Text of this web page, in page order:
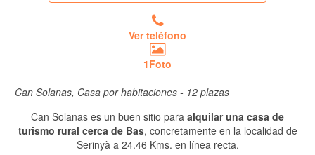
Ver teléfono
1Foto
Can Solanas, Casa por habitaciones - 12 plazas
Can Solanas es un buen sitio para alquilar una casa de
turismo rural cerca de Bas, concretamente en la localidad de
Serinyà a 24.46 Kms. en línea recta.